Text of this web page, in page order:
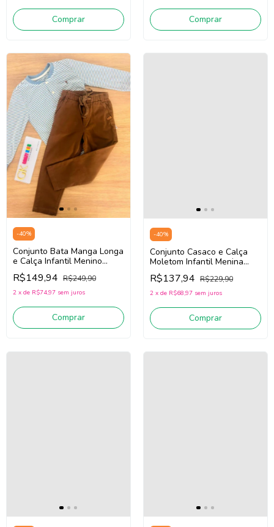
Comprar Comprar
-40%
Conjunto Bata Manga Longa
e Calça Infantil Menino
Onda Marinha 1261127
(Azul/Marrom)
R$149,94 R$249,90
2 x de R$74,97 sem juros
Comprar
-40%
Conjunto Casaco e Calça
Moletom Infantil Menina
Onda Marinha 1261079
(Rosa)
R$137,94 R$229,90
2 x de R$68,97 sem juros
Comprar